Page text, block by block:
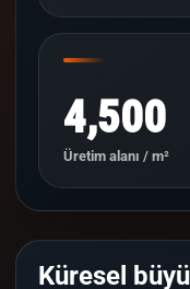
4,500
Üretim alanı / m²
Küresel